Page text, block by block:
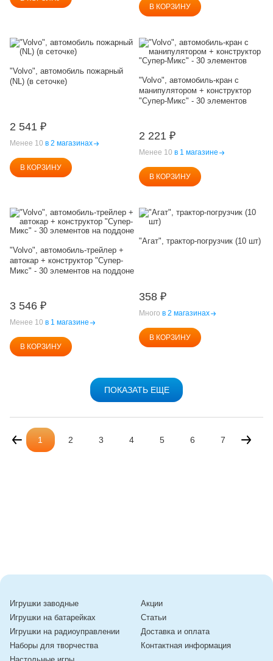
В КОРЗИНУ
"Volvo", автомобиль пожарный
(NL) (в сеточке)
2 541 ₽
Менее 10 в 2 магазинах
В КОРЗИНУ
"Volvo", автомобиль-кран с
манипулятором + конструктор
"Супер-Микс" - 30 элементов
2 221 ₽
Менее 10 в 1 магазине
В КОРЗИНУ
"Volvo", автомобиль-трейлер +
автокар + конструктор "Супер-
Микс" - 30 элементов на поддоне
3 546 ₽
Менее 10 в 1 магазине
В КОРЗИНУ
"Агат", трактор-погрузчик (10 шт)
358 ₽
Много в 2 магазинах
В КОРЗИНУ
ПОКАЗАТЬ ЕЩЕ
1 2 3 4 5 6 7
Игрушки заводные
Игрушки на батарейках
Игрушки на радиоуправлении
Наборы для творчества
Акции
Статьи
Доставка и оплата
Контактная информация